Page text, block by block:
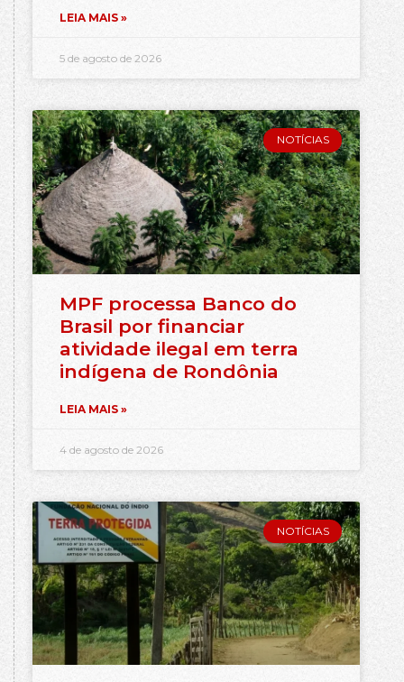
LEIA MAIS »
5 de agosto de 2026
NOTÍCIAS
MPF processa Banco do
Brasil por financiar
atividade ilegal em terra
indígena de Rondônia
LEIA MAIS »
4 de agosto de 2026
NOTÍCIAS